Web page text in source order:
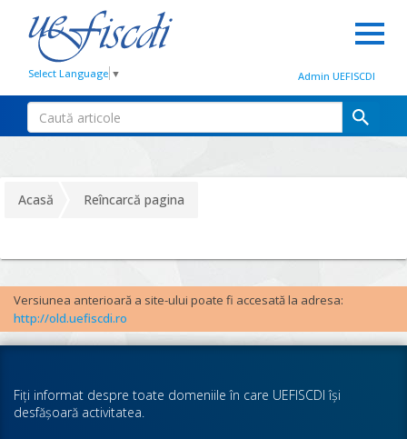
Select Language ▼ Admin UEFISCDI
Acasă Reîncarcă pagina
Versiunea anterioară a site-ului poate fi accesată la adresa:
http://old.uefiscdi.ro
Fiţi informat despre toate domeniile în care UEFISCDI îşi
desfăşoară activitatea.